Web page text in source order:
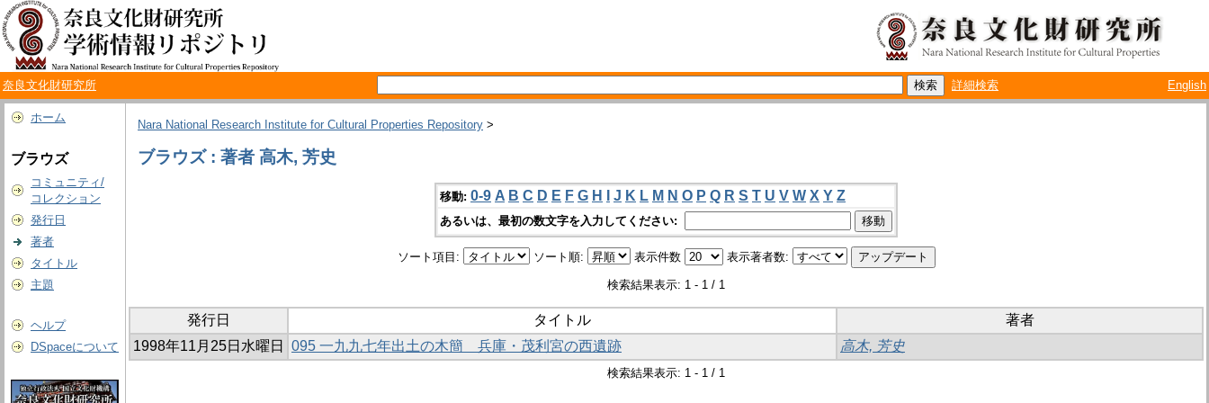
奈良文化財研究所 詳細検索 English
ホーム
ブラウズ
コミュニティ/
コレクション
発行日
著者
タイトル
主題
ヘルプ
DSpaceについて
Nara National Research Institute for Cultural Properties Repository >
ブラウズ : 著者 高木, 芳史
移動: 0-9 A B C D E F G H J K L M N O P Q R S T U V W X Y Z
あるいは、最初の数文字を入力してください:
ソート項目: ソート順: 表示件数 表示著者数:
検索結果表示: 1 - 1 / 1
発行日 タイトル
著者
1998年11月25日水曜日
095 一九九七年出土の木簡 兵庫・茂利宮の西遺跡 高木, 芳史
検索結果表示: 1 - 1 / 1